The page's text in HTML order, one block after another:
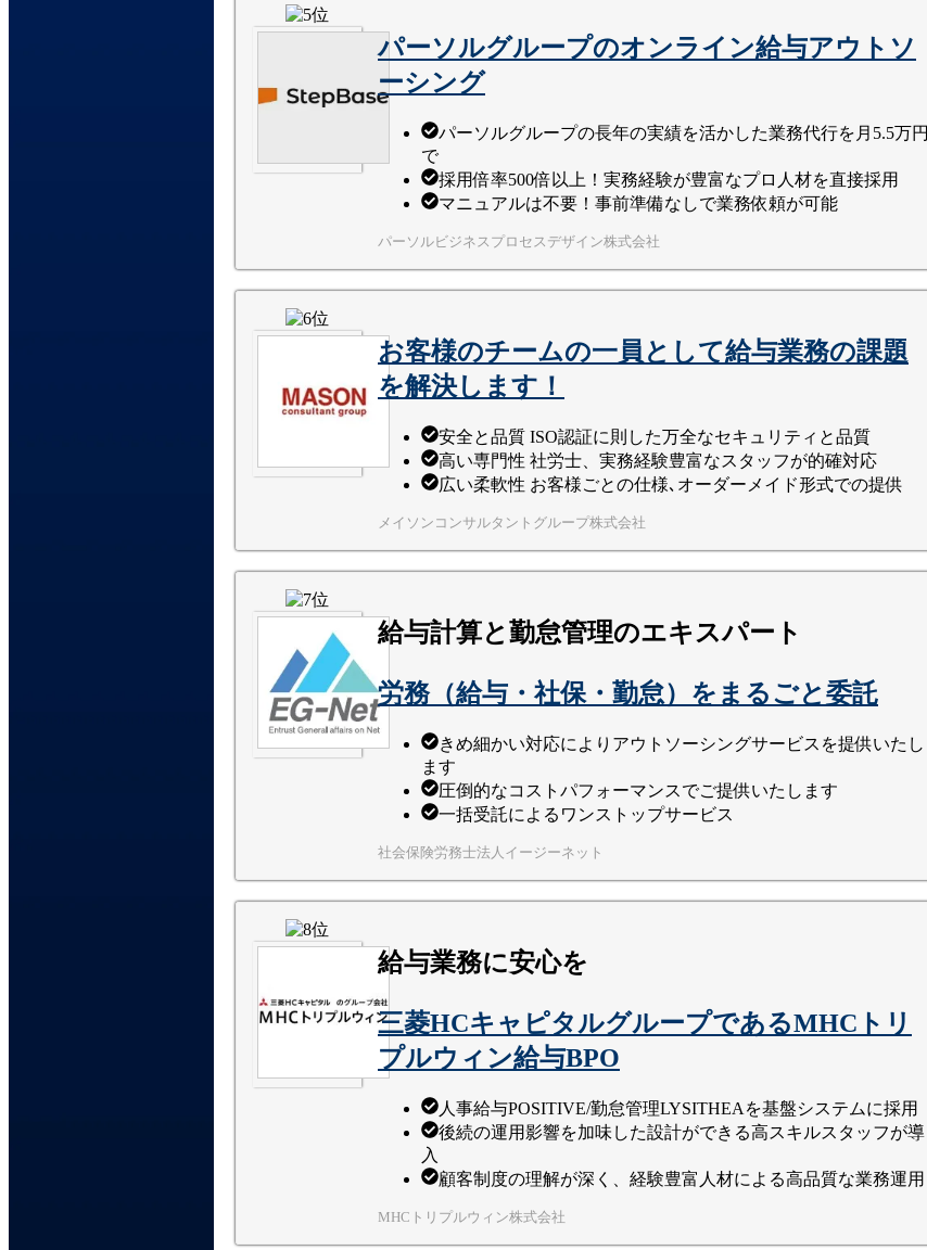
パーソルグループのオンライン給与アウトソ
ーシング
パーソルグループの長年の実績を活かした業務代行を月5.5万円
で
採用倍率500倍以上！実務経験が豊富なプロ人材を直接採用
マニュアルは不要！事前準備なしで業務依頼が可能
パーソルビジネスプロセスデザイン株式会社
お客様のチームの一員として給与業務の課題
を解決します！
安全と品質 ISO認証に則した万全なセキュリティと品質
高い専門性 社労士、実務経験豊富なスタッフが的確対応
広い柔軟性 お客様ごとの仕様､オーダーメイド形式での提供
メイソンコンサルタントグループ株式会社
給与計算と勤怠管理のエキスパート
労務（給与・社保・勤怠）をまるごと委託
きめ細かい対応によりアウトソーシングサービスを提供いたし
ます
圧倒的なコストパフォーマンスでご提供いたします
一括受託によるワンストップサービス
社会保険労務士法人イージーネット
給与業務に安心を
三菱HCキャピタルグループであるMHCトリ
プルウィン給与BPO
人事給与POSITIVE/勤怠管理LYSITHEAを基盤システムに採用
後続の運用影響を加味した設計ができる高スキルスタッフが導
入
顧客制度の理解が深く、経験豊富人材による高品質な業務運用
MHCトリプルウィン株式会社